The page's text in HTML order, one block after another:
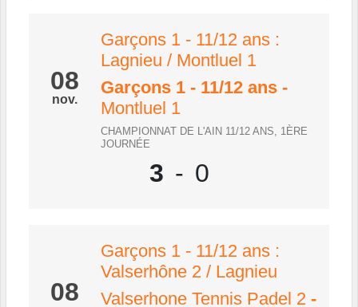
08
nov.
Garçons 1 - 11/12 ans :
Lagnieu / Montluel 1
Garçons 1 - 11/12 ans -
Montluel 1
CHAMPIONNAT DE L'AIN 11/12 ANS, 1ÈRE
JOURNÉE
3 - 0
08
Garçons 1 - 11/12 ans :
Valserhône 2 / Lagnieu
Valserhone Tennis Padel 2 -